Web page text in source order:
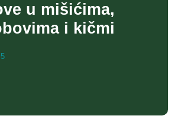
u mišićima,
i kičmi